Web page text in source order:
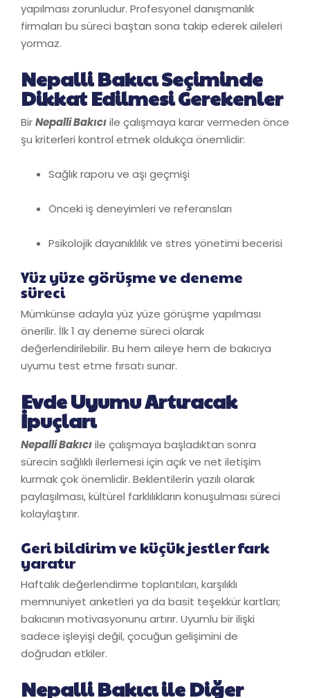
yapılması zorunludur. Profesyonel danışmanlık
firmaları bu süreci baştan sona takip ederek aileleri
yormaz.
Nepalli Bakıcı Seçiminde
Dikkat Edilmesi Gerekenler
BirNepalli Bakıcıile çalışmaya karar vermeden önce
şu kriterleri kontrol etmek oldukça önemlidir:
Sağlık raporu ve aşı geçmişi
Önceki iş deneyimleri ve referansları
Psikolojik dayanıklılık ve stres yönetimi becerisi
Yüz yüze görüşme ve deneme
süreci
Mümkünse adayla yüz yüze görüşme yapılması
önerilir. İlk 1 ay deneme süreci olarak
değerlendirilebilir. Bu hem aileye hem de bakıcıya
uyumu test etme fırsatı sunar.
Evde Uyumu Artıracak
İpuçları
Nepalli Bakıcıile çalışmaya başladıktan sonra
sürecin sağlıklı ilerlemesi için açık ve net iletişim
kurmak çok önemlidir. Beklentilerin yazılı olarak
paylaşılması, kültürel farklılıkların konuşulması süreci
kolaylaştırır.
Geri bildirim ve küçük jestler fark
yaratır
Haftalık değerlendirme toplantıları, karşılıklı
memnuniyet anketleri ya da basit teşekkür kartları;
bakıcının motivasyonunu artırır. Uyumlu bir ilişki
sadece işleyişi değil, çocuğun gelişimini de
doğrudan etkiler.
Nepalli Bakıcı ile Diğer